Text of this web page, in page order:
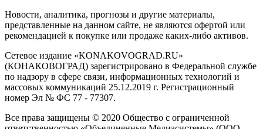
Новости, аналитика, прогнозы и другие материалы,
представленные на данном сайте, не являются офертой или
рекомендацией к покупке или продаже каких-либо активов.
Сетевое издание «KONAKOVOGRAD.RU»
(КОНАКОВОГРАД) зарегистрировано в Федеральной службе
по надзору в сфере связи, информационных технологий и
массовых коммуникаций 25.12.2019 г. Регистрационный
номер Эл № ФС 77 - 77307.
Все права защищены © 2020 Общество с ограниченной